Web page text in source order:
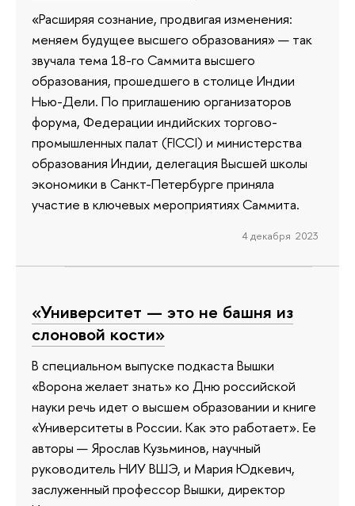
«Расширяя сознание, продвигая изменения:
меняем будущее высшего образования» — так
звучала тема 18-го Саммита высшего
образования, прошедшего в столице Индии
Нью-Дели. По приглашению организаторов
форума, Федерации индийских торгово-
промышленных палат (FICCI) и министерства
образования Индии, делегация Высшей школы
экономики в Санкт-Петербурге приняла
участие в ключевых мероприятиях Саммита.
4 декабря 2023
«Университет — это не башня из
слоновой кости»
В специальном выпуске подкаста Вышки
«Ворона желает знать» ко Дню российской
науки речь идет о высшем образовании и книге
«Университеты в России. Как это работает». Ее
авторы — Ярослав Кузьминов, научный
руководитель НИУ ВШЭ, и Мария Юдкевич,
заслуженный профессор Вышки, директор